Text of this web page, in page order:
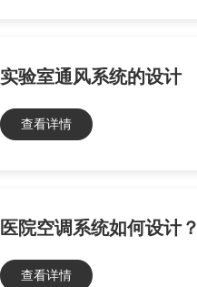
实验室通风系统的设计
查看详情
医院空调系统如何设计？
查看详情